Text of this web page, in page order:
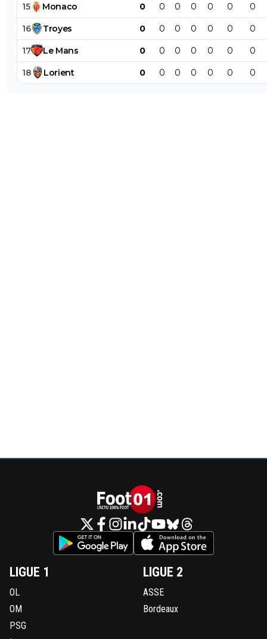
15 Monaco 0 0 0 0 0 0 0
16 Troyes 0 0 0 0 0 0 0
17 Le Mans 0 0 0 0 0 0 0
18 Lorient 0 0 0 0 0 0 0
LIGUE 1
OL
OM
PSG
LIGUE 2
ASSE
Bordeaux